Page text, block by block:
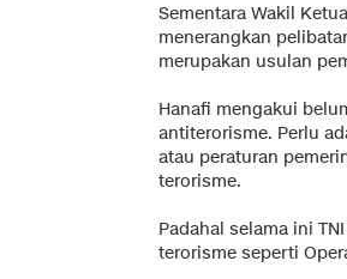
Sementara Wakil
menerangkan
merupakan usulan
Hanafi mengakui
antiterorisme. Perlu
atau peraturan
terorisme.
Padahal selama ini
terorisme seperti